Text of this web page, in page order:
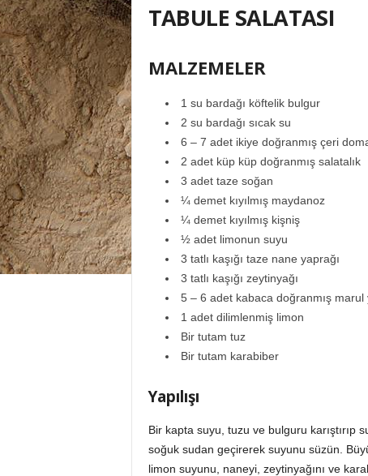
TABULE SALATASI
MALZEMELER
1 su bardağı köftelik bulgur
2 su bardağı sıcak su
6 – 7 adet ikiye doğranmış çeri
2 adet küp küp doğranmış salatalık
3 adet taze soğan
¼ demet kıyılmış maydanoz
¼ demet kıyılmış kişniş
½ adet limonun suyu
3 tatlı kaşığı taze nane yaprağı
3 tatlı kaşığı zeytinyağı
5 – 6 adet kabaca doğranmış marul
1 adet dilimlenmiş limon
Bir tutam tuz
Bir tutam karabiber
Yapılışı
Bir kapta suyu, tuzu ve bulguru karıştırıp
soğuk sudan geçirerek suyunu süzün.
limon suyunu, naneyi, zeytinyağını ve